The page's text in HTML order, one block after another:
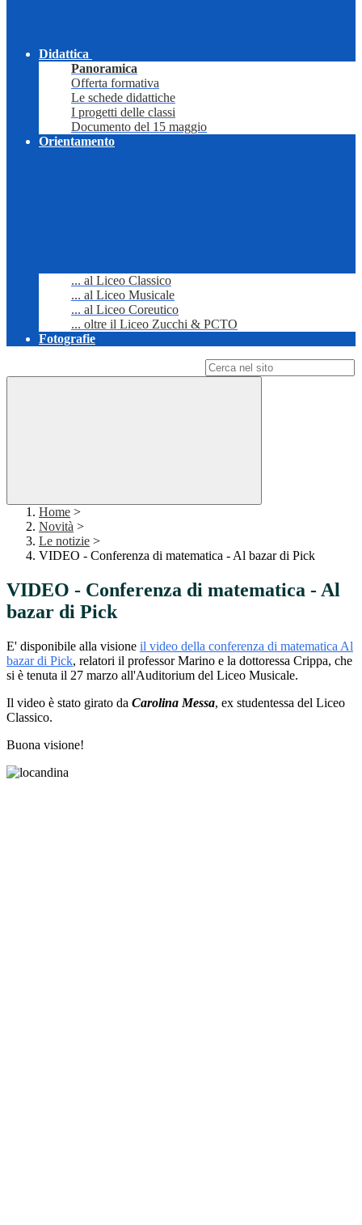
Didattica
Panoramica
Offerta formativa
Le schede didattiche
I progetti delle classi
Documento del 15 maggio
Orientamento
... al Liceo Classico
... al Liceo Musicale
... al Liceo Coreutico
... oltre il Liceo Zucchi & PCTO
Fotografie
Home >
Novità >
Le notizie >
VIDEO - Conferenza di matematica - Al bazar di Pick
VIDEO - Conferenza di matematica - Al
bazar di Pick
E' disponibile alla visione il video della conferenza di matematica Al
bazar di Pick, relatori il professor Marino e la dottoressa Crippa, che
si è tenuta il 27 marzo all'Auditorium del Liceo Musicale.
Il video è stato girato da Carolina Messa, ex studentessa del Liceo
Classico.
Buona visione!